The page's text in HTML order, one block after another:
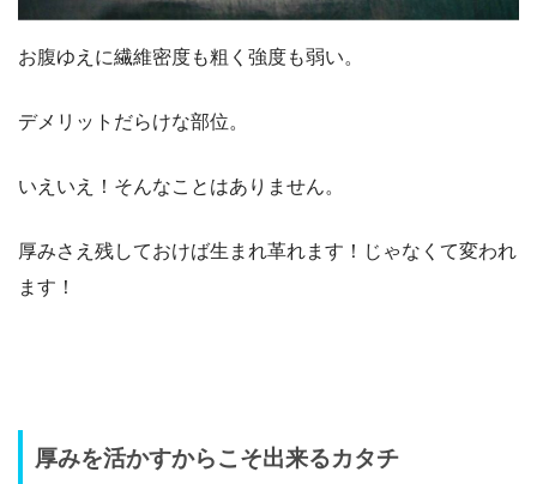
お腹ゆえに繊維密度も粗く強度も弱い。
デメリットだらけな部位。
いえいえ！そんなことはありません。
厚みさえ残しておけば生まれ革れます！じゃなくて変われ
ます！
厚みを活かすからこそ出来るカタチ